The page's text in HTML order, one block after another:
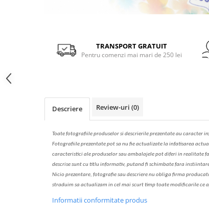
Produse de dezinfectare
Sac menajer
Solutie de indepartat rugina si
Sare de baie
Tratament pentru par, conditioner
pentru par, masca de par
TRANSPORT GRATUIT
Pentru comenzi mai mari de 250 lei
Descriere Review-uri (0)
Toate fotografiile produselorsidescrierileprezentate au caracter
Fotografiile prezentate pot sa nu fie actualizate la infatisarea
caracteristici ale produselor sau ambalajele pot diferi in realitate fa
descrise sunt cu titlu informativ, putand fi schimbate fara instiint
Nicio prezentare, fotografie sau descriere nu obliga firma
straduim sa actualizam in cel mai scurt timp toate modificarile ce
Informatii conformitate produs